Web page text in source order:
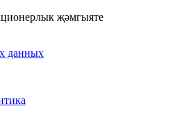
җәмгыяте
данных